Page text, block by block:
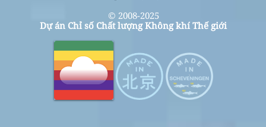
© 2008-2025
Dự án Chỉ số Chất lượng Không khí Thế giới